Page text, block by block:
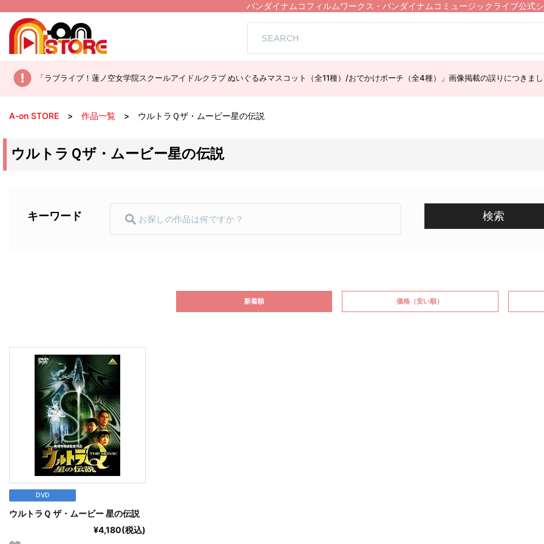
バンダイナムコフィルムワークス・バンダイナムコミュージックライブ公式
「ラブライブ！蓮ノ空女学院スクールアイドルクラブ ぬいぐるみマスコット（全11種）/おでかけポーチ（全4種）」画像掲載の誤りにつきま
A-on STORE 作品一覧 ウルトラＱザ・ムービー星の伝説
ウルトラＱザ・ムービー星の伝説
キーワード 検索
新着順 価格 （安い順）
DVD
ウルトラＱ ザ・ムービー 星の伝説
¥4,180(税込)